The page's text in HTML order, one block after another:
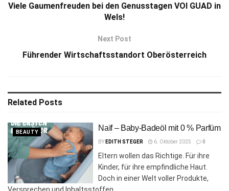
Viele Gaumenfreuden bei den Genusstagen VOI GUAD in
Wels!
Next Post
Führender Wirtschaftsstandort Oberösterreich
Related Posts
BEAUTY Naïf – Baby-Badeöl mit 0 % Parfüm
BY EDITH STEGER 6. Oktober 2025 0
Eltern wollen das Richtige. Für ihre
Kinder, für ihre empfindliche Haut.
Doch in einer Welt voller Produkte,
Versprechen und Inhaltsstoffen...